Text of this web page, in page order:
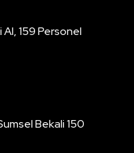
159 Personel
Bekali 150